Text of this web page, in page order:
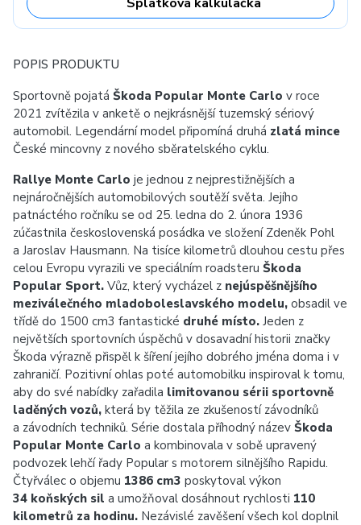
POPIS PRODUKTU
Sportovně pojatá Škoda Popular Monte Carlo v roce
2021 zvítězila v anketě o nejkrásnější tuzemský sériový
automobil. Legendární model připomíná druhá zlatá mince
České mincovny z nového sběratelského cyklu.
Rallye Monte Carlo je jednou z nejprestižnějších a
nejnáročnějších automobilových soutěží světa. Jejího
patnáctého ročníku se od 25. ledna do 2. února 1936
zúčastnila československá posádka ve složení Zdeněk Pohl
a Jaroslav Hausmann. Na tisíce kilometrů dlouhou cestu přes
celou Evropu vyrazili ve speciálním roadsteru Škoda
Popular Sport. Vůz, který vycházel z nejúspěšnějšího
meziválečného mladoboleslavského modelu, obsadil ve
třídě do 1500 cm3 fantastické druhé místo. Jeden z
největších sportovních úspěchů v dosavadní historii značky
Škoda výrazně přispěl k šíření jejího dobrého jména doma i v
zahraničí. Pozitivní ohlas poté automobilku inspiroval k tomu,
aby do své nabídky zařadila limitovanou sérii sportovně
laděných vozů, která by těžila ze zkušeností závodníků
a závodních techniků. Série dostala příhodný název Škoda
Popular Monte Carlo a kombinovala v sobě upravený
podvozek lehčí řady Popular s motorem silnějšího Rapidu.
Čtyřválec o objemu 1386 cm3 poskytoval výkon
34 koňských sil a umožňoval dosáhnout rychlosti 110
kilometrů za hodinu. Nezávislé zavěšení všech kol doplnil